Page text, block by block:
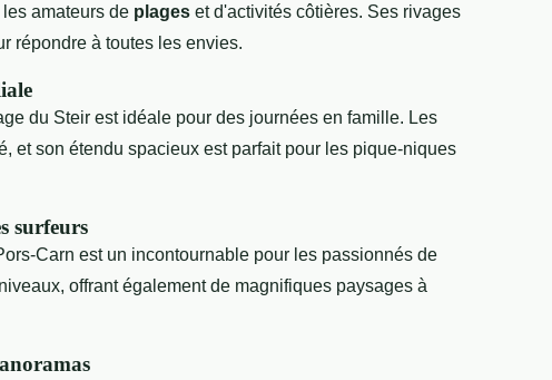
amateurs de plages et d'activités côtières. Ses rivages
répondre à toutes les envies.
du Steir est idéale pour des journées en famille. Les
et son étendu spacieux est parfait pour les pique-niques
surfeurs
Carn est un incontournable pour les passionnés de
offrant également de magnifiques paysages à